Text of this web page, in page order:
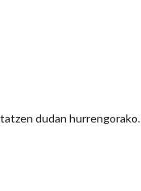
dudan hurrengorako.